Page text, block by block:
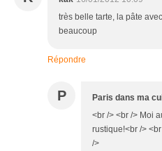
très belle tarte, la pâte
beaucoup
Répondre
P Paris dans ma
<br /> <br /> Moi
rustique!<br />
/>